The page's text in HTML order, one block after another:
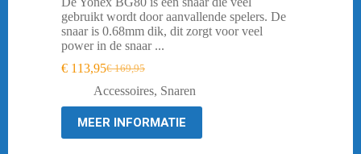
gebruikt wordt door aanvallende spelers. De
snaar is 0.68mm dik, dit zorgt voor veel
power in de snaar ...
€169,95
Oorspronkelijke
prijs
was:
€ 169,95.
€ 113,95Huidige
prijs
is:
€ 113,95.
Accessoires, Snaren
MEER INFORMATIE